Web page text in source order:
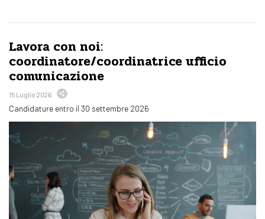
Lavora con noi:
coordinatore/coordinatrice ufficio
comunicazione
15 Luglio 2026
Candidature entro il 30 settembre 2026